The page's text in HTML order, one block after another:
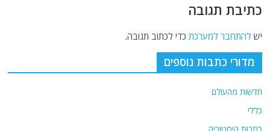
כתיבת תגובה
ישלהתחבר למערכת כדי לכתוב תגובה.
מדורי כתבות נוספים
חדשות מהעולם
כללי